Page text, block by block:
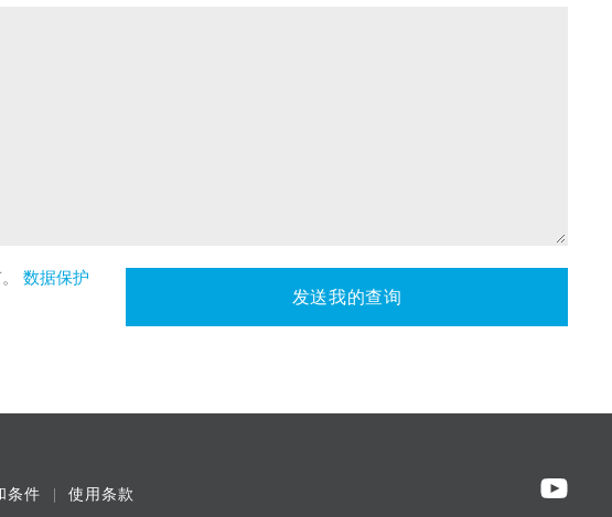
数据保护
发送我的查询
条件 使用条款